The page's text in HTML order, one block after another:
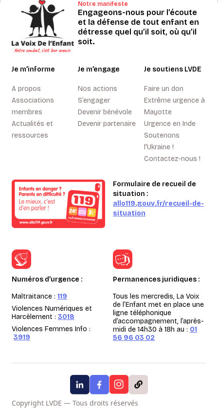
Notre manifeste
Engageons-nous pour l’écoute
et la défense de tout enfant en
détresse quel qu’il soit, où qu’il
soit.
Je m’informe
A propos
Associations
membres
Actualités et
ressources
Je m’engage
Nos actions
S’engager
Devenir bénévole
Devenir partenaire
Je soutiens LVDE
Faire un don
Extrême urgence à
Mayotte
Urgence en Inde
Soutenons
l'Ukraine !
Contactez-nous !
Formulaire de recueil de
situation :
allo119.gouv.fr/recueil-de-
situation
Numéros d’urgence :
Maltraitance : 119
Violences Numériques et
Harcèlement : 3018
Violences Femmes Info :
3919
Permanences juridiques :
Tous les mercredis, La Voix
de l’Enfant met en place une
ligne téléphonique
d’accompagnement, l’après-
midi de 14h30 à 18h au : 01
56 96 03 02
Copyright LVDE — Tous droits réservés